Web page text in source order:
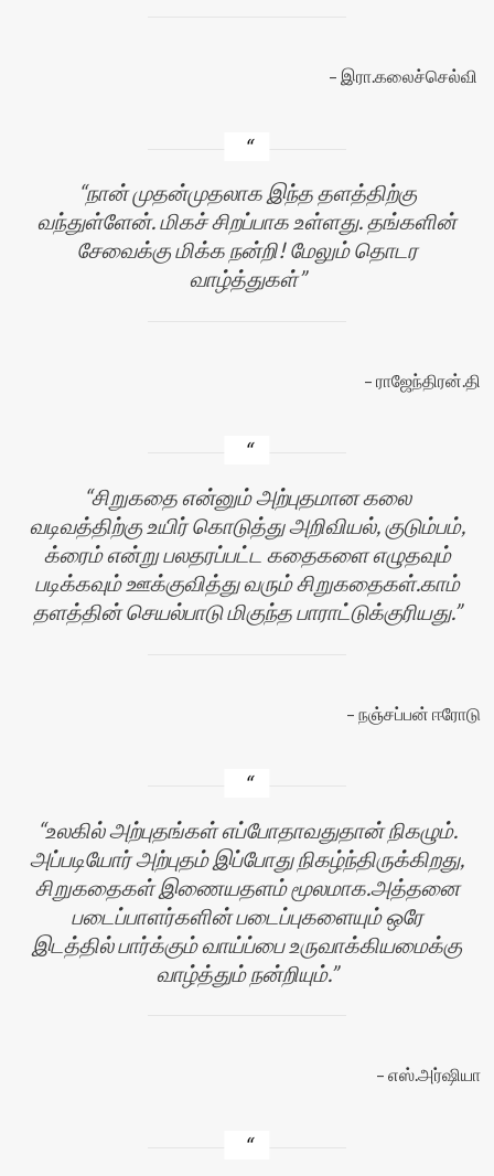
இரா.கலைச்செல்வி
நான் முதன்முதலாக இந்த தளத்திற்கு
வந்துள்ளேன். மிகச் சிறப்பாக உள்ளது. தங்களின்
சேவைக்கு மிக்க நன்றி! மேலும் தொடர
வாழ்த்துகள்
ராஜேந்திரன்.தி
சிறுகதை என்னும் அற்புதமான கலை
வடிவத்திற்கு உயிர் கொடுத்து அறிவியல், குடும்பம்,
க்ரைம் என்று பலதரப்பட்ட கதைகளை எழுதவும்
படிக்கவும் ஊக்குவித்து வரும் சிறுகதைகள்.காம்
தளத்தின் செயல்பாடு மிகுந்த பாராட்டுக்குரியது.
நஞ்சப்பன் ஈரோடு
உலகில் அற்புதங்கள் எப்போதாவதுதான் நிகழும்.
அப்படியோர் அற்புதம் இப்போது நிகழ்ந்திருக்கிறது,
சிறுகதைகள் இணையதளம் மூலமாக.அத்தனை
படைப்பாளர்களின் படைப்புகளையும் ஒரே
இடத்தில் பார்க்கும் வாய்ப்பை உருவாக்கியமைக்கு
வாழ்த்தும் நன்றியும்.
எஸ்.அர்ஷியா